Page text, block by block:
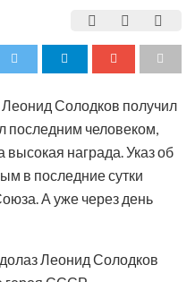
Солодков получил
последним человеком,
награда. Указ об
в последние сутки
А уже через день